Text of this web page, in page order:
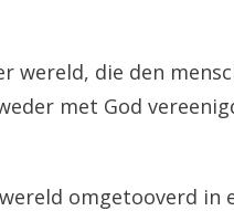
wereld, die den
met God
omgetooverd in